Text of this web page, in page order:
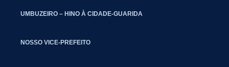
UMBUZEIRO – HINO À CIDADE-GUARIDA
NOSSO VICE-PREFEITO